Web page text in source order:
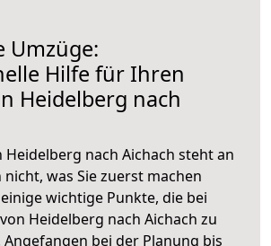
Umzüge:
Hilfe für Ihren
Heidelberg nach
nach Aichach steht an
nicht, was Sie zuerst machen
wichtige Punkte, die bei
Heidelberg nach Aichach zu
Angefangen bei der Planung bis